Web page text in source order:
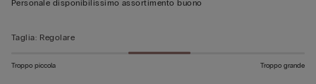
Personale disponibilissimo assortimento buono
Taglia: Regolare
Troppo piccola Troppo grande